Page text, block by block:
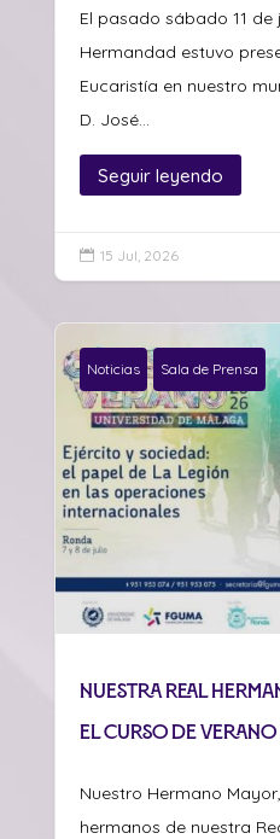
El pasado sábado 11 de
Hermandad estuvo
Eucaristía en nuestro
D. José...
Seguir leyendo
 15 Jul, 2026
Noticias Sala de Prensa
Nuestra Real
el curso de verano
Nuestro Hermano
hermanos de nuestra